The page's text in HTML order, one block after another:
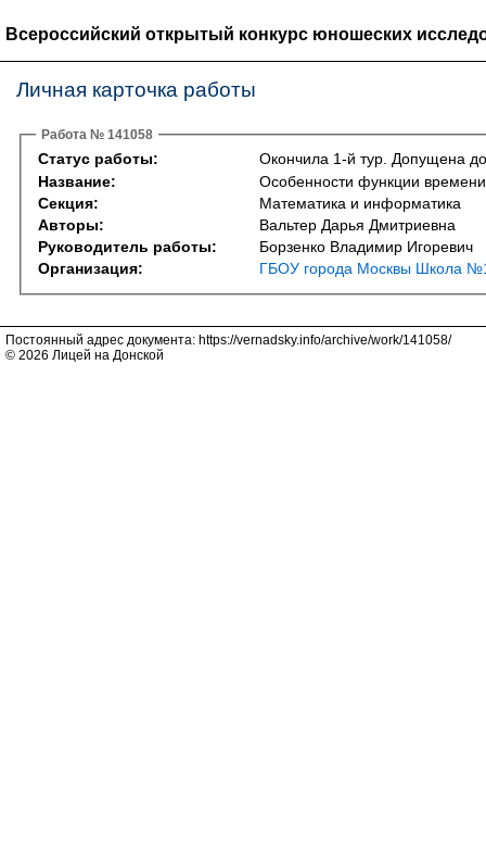
Всероссийский открытый конкурс юношеских
Личная карточка работы
Работа № 141058
Статус работы:
Окончила 1-й тур. Допущена
Название:
Особенности функции
Секция:
Математика и информатика
Авторы:
Вальтер Дарья Дмитриевна
Руководитель работы:
Борзенко Владимир Игоревич
Организация:
ГБОУ города Москвы Школа
Постоянный адрес документа: https://vernadsky.info/archive/work/141058/
© 2026 Лицей на Донской